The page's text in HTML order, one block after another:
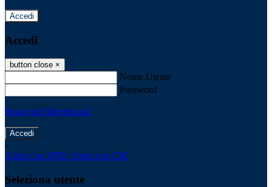
Accedi
Accedi
button close ×
Nome Utente
Password
Password dimenticata?
-
Entra con SPID Entra con CIE
Seleziona utente